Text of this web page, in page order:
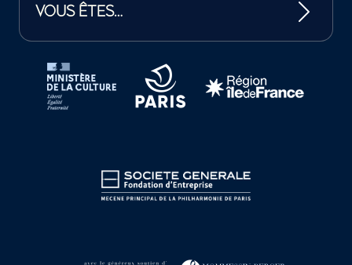
VOUS ÊTES…
Tutelles et mécènes de la Philharmonie de Paris